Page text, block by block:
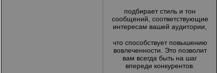
подбирает стиль и тон
сообщений, соответствующие
интересам вашей аудитории,
что способствует повышению
вовлеченности. Это позволит
вам всегда быть на шаг
впереди конкурентов.